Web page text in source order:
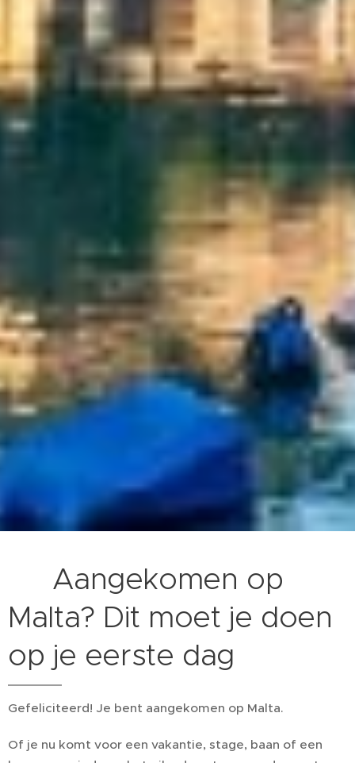
🇲🇹 Aangekomen op
Malta? Dit moet je doen
op je eerste dag
Gefeliciteerd! Je bent aangekomen op Malta.
Of je nu komt voor een vakantie, stage, baan of een